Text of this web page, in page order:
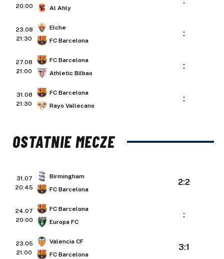
20:00
Al Ahly
23.08
21:30
Elche
FC Barcelona
:
27.08
21:00
FC Barcelona
Athletic Bilbao
:
31.08
21:30
FC Barcelona
Rayo Vallecano
:
OSTATNIE MECZE
31.07
20:45
Birmingham
FC Barcelona
2:2
24.07
20:00
FC Barcelona
Europa FC
:
23.05
21:00
Valencia CF
FC Barcelona
3:1